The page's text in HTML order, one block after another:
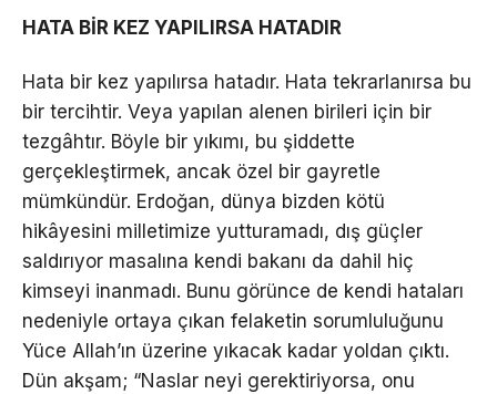
HATA BİR KEZ YAPILIRSA HATADIR
Hata bir kez yapılırsa hatadır. Hata tekrarlanırsa bu
bir tercihtir. Veya yapılan alenen birileri için bir
tezgâhtır. Böyle bir yıkımı, bu şiddette
gerçekleştirmek, ancak özel bir gayretle
mümkündür. Erdoğan, dünya bizden kötü
hikâyesini milletimize yutturamadı, dış güçler
saldırıyor masalına kendi bakanı da dahil hiç
kimseyi inanmadı. Bunu görünce de kendi hataları
nedeniyle ortaya çıkan felaketin sorumluluğunu
Yüce Allah’ın üzerine yıkacak kadar yoldan çıktı.
Dün akşam; “Naslar neyi gerektiriyorsa, onu